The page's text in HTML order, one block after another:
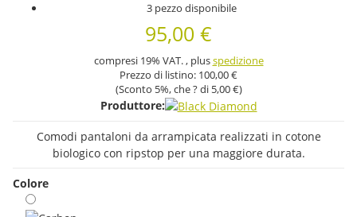
3 pezzo disponibile
95,00 €
compresi 19% VAT. , plusspedizione
Prezzo di listino: 100,00 €
(Sconto 5%, che ? di 5,00 €)
Produttore:
Comodi pantaloni da arrampicata realizzati in cotone
biologico con ripstop per una maggiore durata.
Colore